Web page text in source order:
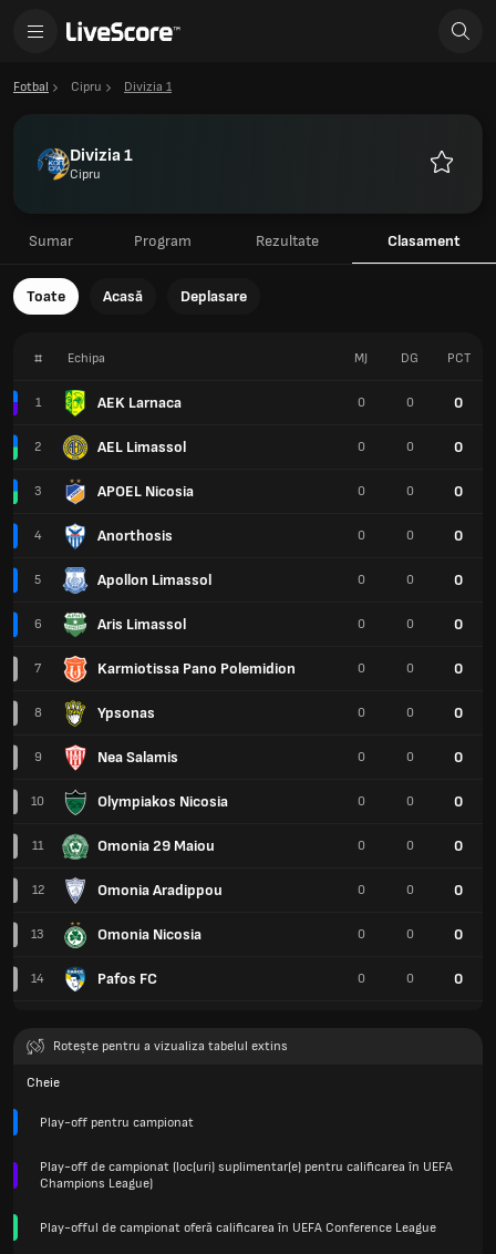
Fotbal Cipru Divizia 1
Divizia 1
Cipru
Sumar Program Rezultate Clasament
Toate Acasă Deplasare
# Echipa
1 AEK Larnaca
2 AEL Limassol
3 APOEL Nicosia
4 Anorthosis
5 Apollon Limassol
6 Aris Limassol
7 Karmiotissa Pano Polemidion
8 Ypsonas
9 Nea Salamis
10 Olympiakos Nicosia
11 Omonia 29 Maiou
12 Omonia Aradippou
13 Omonia Nicosia
14 Pafos FC
MJ DG PCT
0 0 0
0 0 0
0 0 0
0 0 0
0 0 0
0 0 0
0 0 0
0 0 0
0 0 0
0 0 0
0 0 0
0 0 0
0 0 0
0 0 0
Rotește pentru a vizualiza tabelul extins
Cheie
Play-off pentru campionat
Play-off de campionat (loc(uri) suplimentar(e) pentru calificarea în UEFA
Champions League)
Play-offul de campionat oferă calificarea în UEFA Conference League